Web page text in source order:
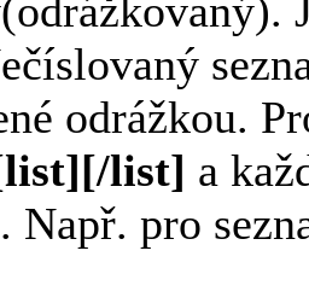
odrážkou.
list] a
. Např. pro